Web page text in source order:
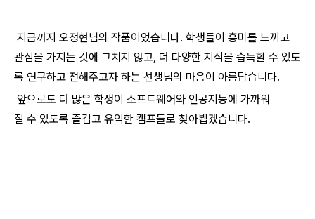
지금까지 오정현님의 작품이었습니다. 학생들이 흥미를 느끼고
관심을 가지는 것에 그치지 않고, 더 다양한 지식을 습득할 수 있도
록 연구하고 전해주고자 하는 선생님의 마음이 아름답습니다.
앞으로도 더 많은 학생이 소프트웨어와 인공지능에 가까워
질 수 있도록 즐겁고 유익한 캠프들로 찾아뵙겠습니다.